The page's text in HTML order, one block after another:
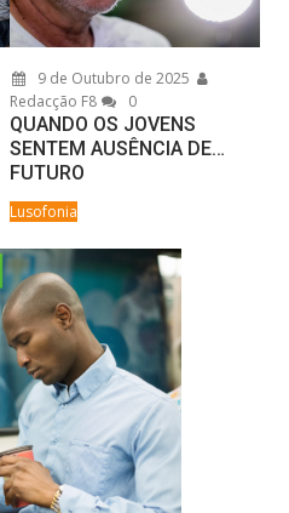
9 de Outubro de 2025
Redacção F8
0
QUANDO OS JOVENS
SENTEM AUSÊNCIA DE…
FUTURO
Lusofonia